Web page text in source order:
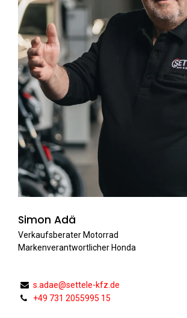
Simon Adä
Verkaufsberater Motorrad
Markenverantwortlicher Honda
s.adae@settele-kfz.de
+49 731 2055995 15